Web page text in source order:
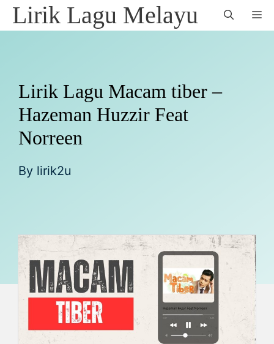
SkipLirik Lagu Melayu
Lirik Lagu Macam tiber –
Hazeman Huzzir Feat
Norreen
By lirik2u